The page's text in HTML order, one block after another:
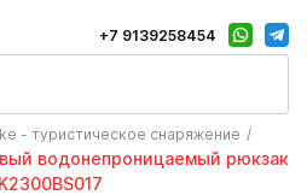
+7 9139258454
- туристическое снаряжение
водонепроницаемый рюкзак